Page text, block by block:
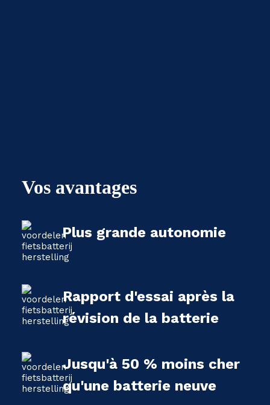
Vos avantages
Plus grande autonomie
Rapport d'essai après la
révision de la batterie
Jusqu'à 50 % moins cher
qu'une batterie neuve